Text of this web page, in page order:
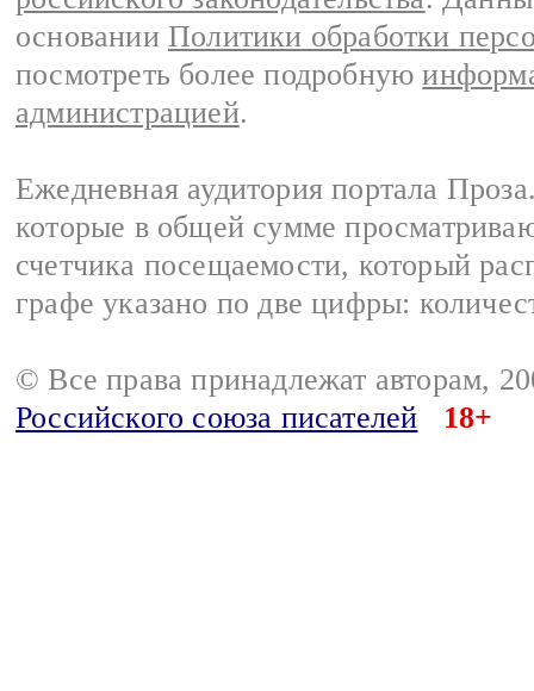
основании Политики обработки
посмотреть более подробную
администрацией.
Ежедневная аудитория портала
которые в общей сумме
счетчика посещаемости, который
графе указано по две цифры:
© Все права принадлежат авторам,
Российского союза писателей
18+